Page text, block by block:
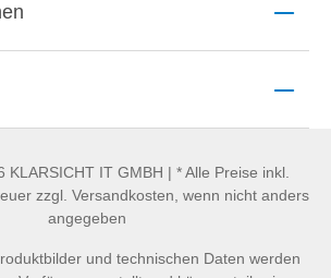
IT GMBH | * Alle Preise inkl.
zzgl. Versandkosten, wenn nicht anders
angegeben
und technischen Daten werden